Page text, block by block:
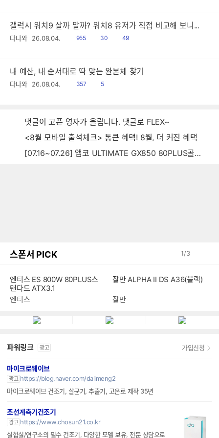
갤럭시 워치9 살까 말까? 워치8 유저가 직접 비교해 보니...
다나와 26.08.04.
읽
955
공
30
댓
49
내 예산, 내 순서대로 딱 맞는 완본체 찾기
다나와 26.08.04.
읽
357
공
5
댓글이 고픈 영자가 올립니다. 댓글로 FLEX~
<8월 모바일 출석체크> 통큰 혜택! 8월, 더 커진 혜택
[07.16~07.26] 앱코 ULTIMATE GX850 80PLUS골드 풀모듈러 ATX3.0 블랙
스폰서 PICK 1/3
엔티스 ES 800W 80PLUS스
탠다드 ATX3.1
엔티스
잘만 ALPHA II DS A36(블랙)
잘만
파워링크 광고 가입신청
마이크로웨이브
광고 https://blog.naver.com/dalimeng2
마이크로웨이브 건조기, 살균기, 추출기, 고온로 제작 35년
조선계측기건조기
광고 https://www.chosun21.co.kr
실험실/연구소의 필수 건조기, 다양한 모델 보유, 전문 상담으로